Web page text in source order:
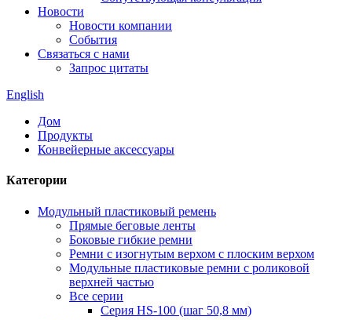
Новости
Новости компании
События
Связаться с нами
Запрос цитаты
English
Дом
Продукты
Конвейерные аксессуары
Категории
Модульный пластиковый ремень
Прямые беговые ленты
Боковые гибкие ремни
Ремни с изогнутым верхом с плоским верхом
Модульные пластиковые ремни с роликовой
верхней частью
Все серии
Серия HS-100 (шаг 50,8 мм)